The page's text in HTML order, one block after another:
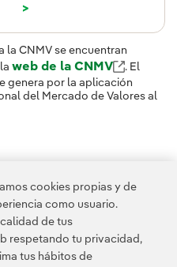
>
la CNMV se encuentran
web de la CNMV
. El
genera por la aplicación
del Mercado de Valores al
cookies propias y de
como usuario.
de tus
respetando tu privacidad,
tus hábitos de